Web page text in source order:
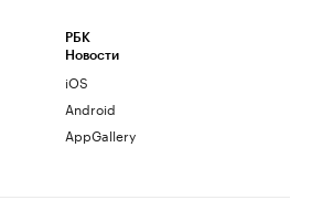
РБК
Новости
iOS
Android
AppGallery